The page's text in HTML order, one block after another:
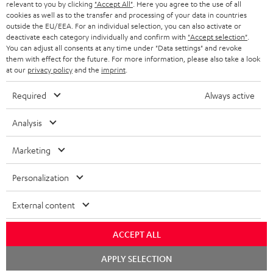
KOPFHÖRER
BLUETOOTH-KOPFHÖRER
STEREOANLAGEN
LAUTSPRECHER
ULTIMA-SERIE
IN-EAR-KOPFHÖRER
FANSHOP
NEUHEITEN
BLOG
NEWSLETTER
STORES
DEINE VORTEILE BEI TEUFEL
TEUFEL STORY
UNSER MANAGEMENT
NACHHALTIGKEIT
UNSERE WERTE
NIEDERLANDE
BELGIEN
POLEN
SPANIEN
USA
Fotos abgebildete Zubehör ist nicht im Lieferumfang enthalten. Etwaige
©2026 Lautsprecher Teufel GmbH - All rights reserved.
Impressum AGB Datenschutz Daten-Einstellungen
EU Data Act
relevant to you by clicking "Accept All" . Here you agree to the use of all
cookies as well as to the transfer and processing of your data in countries
outside the EU/EEA. For an individual selection, you can also activate or
deactivate each category individually and confirm with "Accept selection"
You can adjust all consents at any time under "Data settings" and revoke
them with effect for the future. For more information, please also take a look
at our privacy policyand the imprint
Required Always active
Analysis
Marketing
Personalization
External content
ACCEPT ALL
APPLY SELECTION